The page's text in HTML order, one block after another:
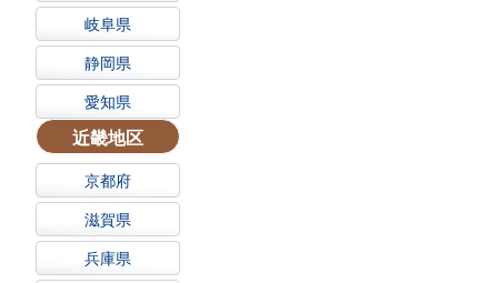
岐阜県
静岡県
愛知県
近畿地区
京都府
滋賀県
兵庫県